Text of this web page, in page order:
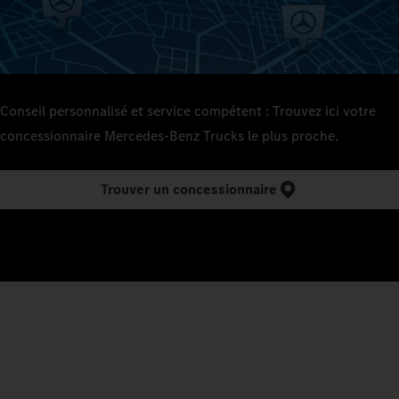
Conseil personnalisé et service compétent : Trouvez ici votre
concessionnaire Mercedes‑Benz Trucks le plus proche.
Trouver un concessionnaire